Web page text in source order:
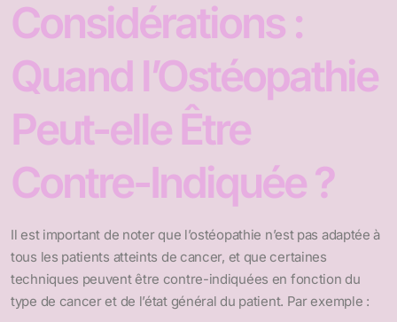
Considérations :
Quand l’Ostéopathie
Peut-elle Être
Contre-Indiquée ?
Il est important de noter que l’ostéopathie n’est pas adaptée à
tous les patients atteints de cancer, et que certaines
techniques peuvent être contre-indiquées en fonction du
type de cancer et de l’état général du patient. Par exemple :